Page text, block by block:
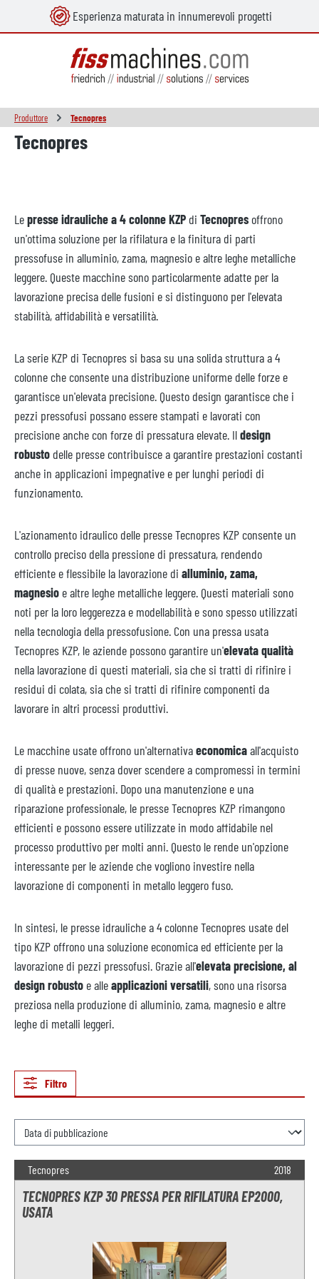
principale Esperienza maturata in innumerevoli progetti
Produttore Tecnopres
Tecnopres
Lepresse idrauliche a 4 colonneKZP di Tecnopres offrono
un'ottima soluzione per la rifilatura e la finitura di parti
pressofuse in alluminio, zama, magnesio e altre leghe metalliche
leggere. Queste macchine sono particolarmente adatte per la
lavorazione precisa delle fusioni e si distinguono per l'elevata
stabilità, affidabilità e versatilità.
La serie KZP di Tecnopres si basa su una solida struttura a 4
colonne che consente una distribuzione uniforme delle forze e
garantisce un'elevata precisione. Questo design garantisce che i
pezzi pressofusi possano essere stampati e lavorati con
precisione anche con forze di pressatura elevate. Ildesign
robusto delle presse contribuisce a garantire prestazioni costanti
anche in applicazioni impegnative e per lunghi periodi di
funzionamento.
L'azionamento idraulico delle presse Tecnopres KZP consente un
controllo preciso della pressione di pressatura, rendendo
efficiente e flessibile la lavorazione di alluminio, zama,
magnesio e altre leghe metalliche leggere. Questi materiali sono
noti per la loro leggerezza e modellabilità e sono spesso utilizzati
nella tecnologia della pressofusione. Con una pressa usata
Tecnopres KZP, le aziende possono garantire un'elevata qualità
nella lavorazione di questi materiali, sia che si tratti di rifinire i
residui di colata, sia che si tratti di rifinire componenti da
lavorare in altri processi produttivi.
Le macchine usate offrono un'alternativaeconomicaall'acquisto
di presse nuove, senza dover scendere a compromessi in termini
di qualità e prestazioni. Dopo una manutenzione e una
riparazione professionale, le presse Tecnopres KZP rimangono
efficienti e possono essere utilizzate in modo affidabile nel
processo produttivo per molti anni. Questo le rende un'opzione
interessante per le aziende che vogliono investire nella
lavorazione di componenti in metallo leggero fuso.
In sintesi, le presse idrauliche a 4 colonne Tecnopres usate del
tipo KZP offrono una soluzione economica ed efficiente per la
lavorazione di pezzi pressofusi. Grazie all'elevata precisione, al
design robusto e alleapplicazioni versatili, sono una risorsa
preziosa nella produzione di alluminio, zama, magnesio e altre
leghe di metalli leggeri.
Filtro
Tecnopres 2018
TECNOPRES KZP 30 PRESSA PER RIFILATURA EP2000,
USATA